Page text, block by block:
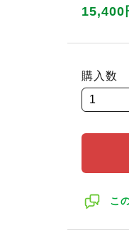
15,400
購入数
こ